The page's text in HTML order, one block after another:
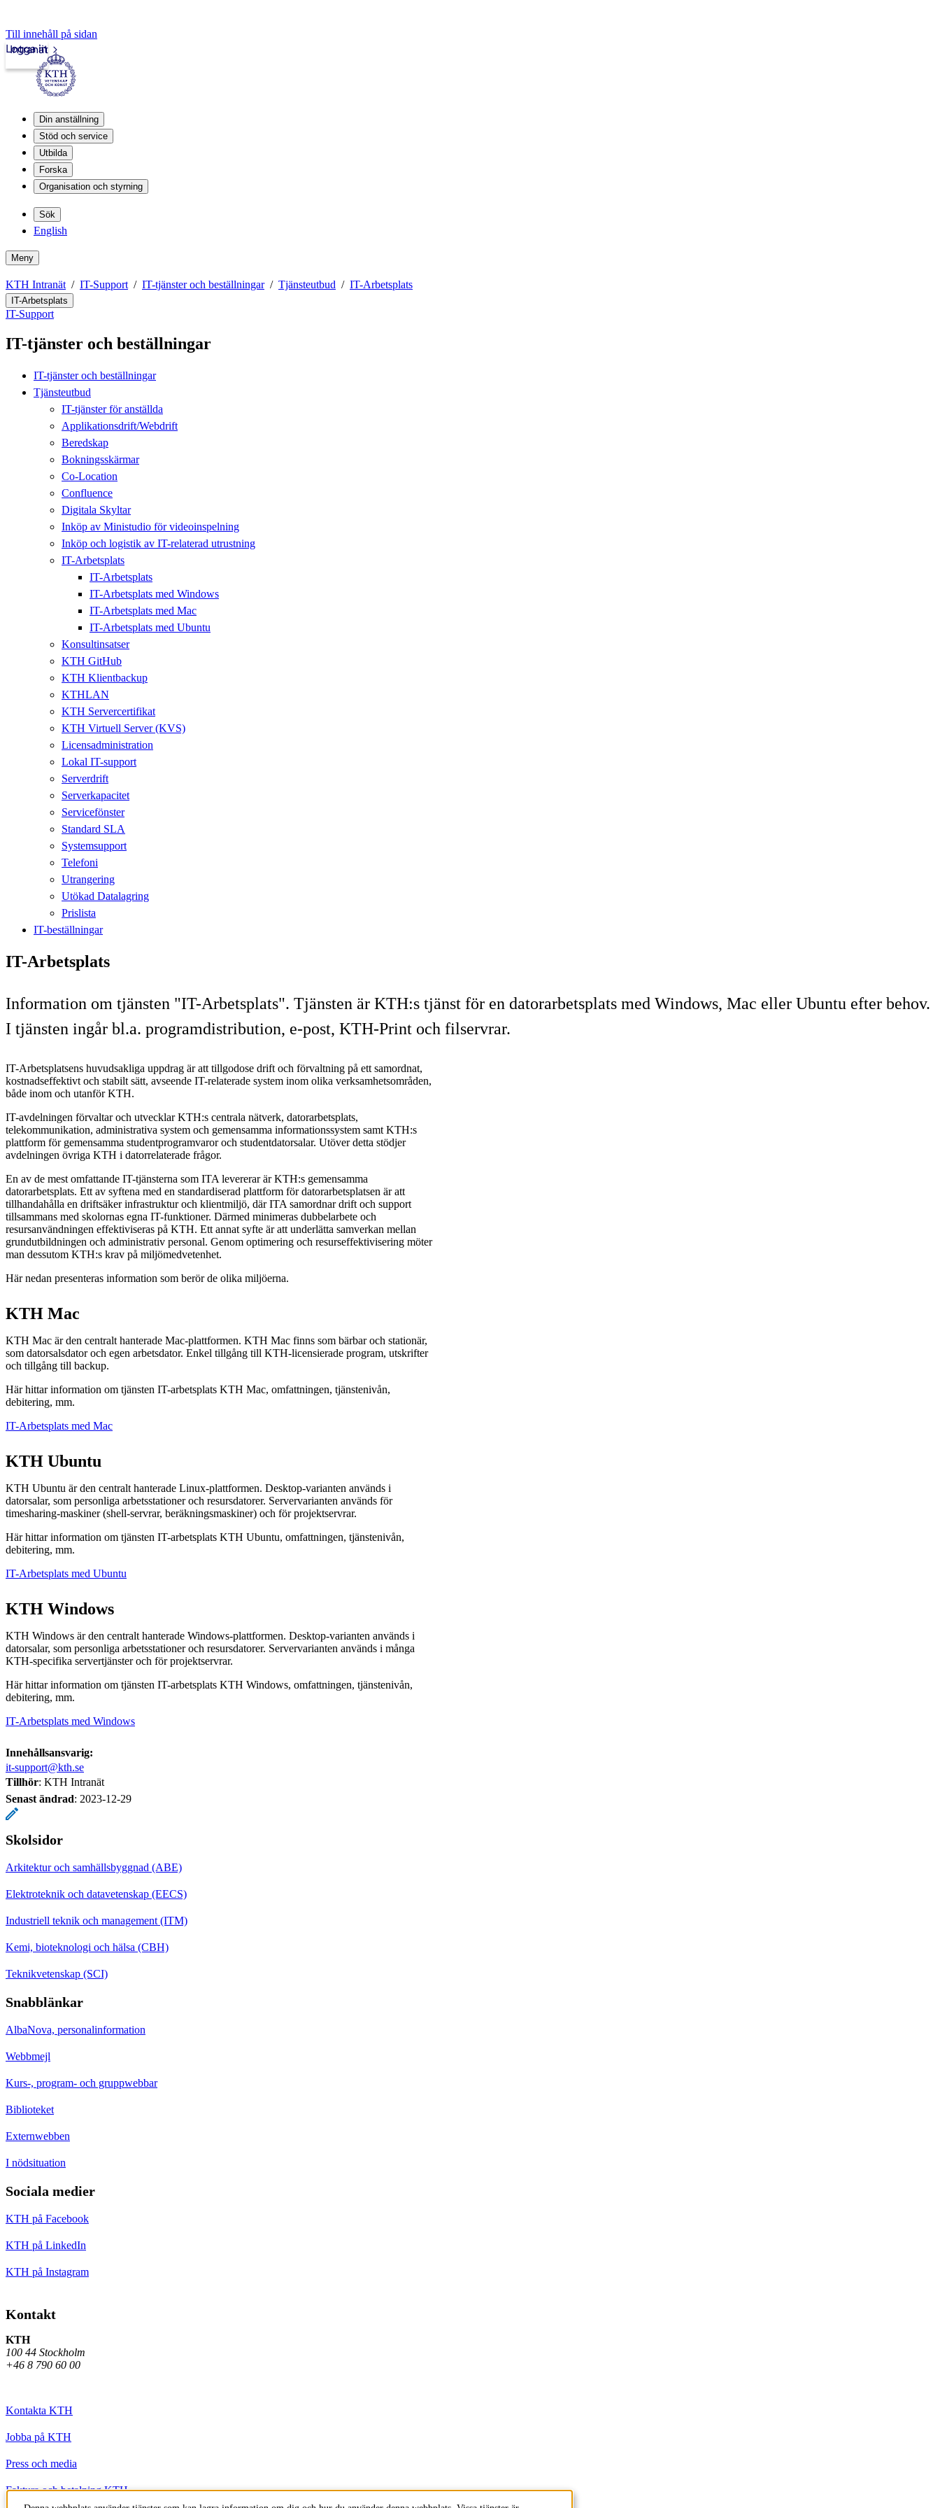
Till innehåll på sidan
Intranät
Logga in
Din anställning
Stöd och service
Utbilda
Forska
Organisation och styrning
Sök
English
Meny
KTH Intranät IT-Support IT-tjänster och beställningar Tjänsteutbud IT-Arbetsplats
IT-Arbetsplats
IT-Support
IT-tjänster och beställningar
IT-tjänster och beställningar
Tjänsteutbud
IT-tjänster för anställda
Applikationsdrift/Webdrift
Beredskap
Bokningsskärmar
Co-Location
Confluence
Digitala Skyltar
Inköp av Ministudio för videoinspelning
Inköp och logistik av IT-relaterad utrustning
IT-Arbetsplats
IT-Arbetsplats
IT-Arbetsplats med Windows
IT-Arbetsplats med Mac
IT-Arbetsplats med Ubuntu
Konsultinsatser
KTH GitHub
KTH Klientbackup
KTHLAN
KTH Servercertifikat
KTH Virtuell Server (KVS)
Licensadministration
Lokal IT-support
Serverdrift
Serverkapacitet
Servicefönster
Standard SLA
Systemsupport
Telefoni
Utrangering
Utökad Datalagring
Prislista
IT-beställningar
IT-Arbetsplats
Information om tjänsten "IT-Arbetsplats". Tjänsten är KTH:s tjänst för en datorarbetsplats med Windows, Mac eller Ubuntu efter behov.
I tjänsten ingår bl.a. programdistribution, e-post, KTH-Print och filservrar.
IT-Arbetsplatsens huvudsakliga uppdrag är att tillgodose drift och förvaltning på ett samordnat,
kostnadseffektivt och stabilt sätt, avseende IT-relaterade system inom olika verksamhetsområden,
både inom och utanför KTH.
IT-avdelningen förvaltar och utvecklar KTH:s centrala nätverk, datorarbetsplats,
telekommunikation, administrativa system och gemensamma informationssystem samt KTH:s
plattform för gemensamma studentprogramvaror och studentdatorsalar. Utöver detta stödjer
avdelningen övriga KTH i datorrelaterade frågor.
En av de mest omfattande IT-tjänsterna som ITA levererar är KTH:s gemensamma
datorarbetsplats. Ett av syftena med en standardiserad plattform för datorarbetsplatsen är att
tillhandahålla en driftsäker infrastruktur och klientmiljö, där ITA samordnar drift och support
tillsammans med skolornas egna IT-funktioner. Därmed minimeras dubbelarbete och
resursanvändningen effektiviseras på KTH. Ett annat syfte är att underlätta samverkan mellan
grundutbildningen och administrativ personal. Genom optimering och resurseffektivisering möter
man dessutom KTH:s krav på miljömedvetenhet.
Här nedan presenteras information som berör de olika miljöerna.
KTH Mac
KTH Mac är den centralt hanterade Mac-plattformen. KTH Mac finns som bärbar och stationär,
som datorsalsdator och egen arbetsdator. Enkel tillgång till KTH-licensierade program, utskrifter
och tillgång till backup.
Här hittar information om tjänsten IT-arbetsplats KTH Mac, omfattningen, tjänstenivån,
debitering, mm.
IT-Arbetsplats med Mac
KTH Ubuntu
KTH Ubuntu är den centralt hanterade Linux-plattformen. Desktop-varianten används i
datorsalar, som personliga arbetsstationer och resursdatorer. Servervarianten används för
timesharing-maskiner (shell-servrar, beräkningsmaskiner) och för projektservrar.
Här hittar information om tjänsten IT-arbetsplats KTH Ubuntu, omfattningen, tjänstenivån,
debitering, mm.
IT-Arbetsplats med Ubuntu
KTH Windows
KTH Windows är den centralt hanterade Windows-plattformen. Desktop-varianten används i
datorsalar, som personliga arbetsstationer och resursdatorer. Servervarianten används i många
KTH-specifika servertjänster och för projektservrar.
Här hittar information om tjänsten IT-arbetsplats KTH Windows, omfattningen, tjänstenivån,
debitering, mm.
IT-Arbetsplats med Windows
Innehållsansvarig:
it-support@kth.se
Tillhör: KTH Intranät
Senast ändrad: 2023-12-29
Skolsidor
Arkitektur och samhällsbyggnad (ABE)
Elektroteknik och datavetenskap (EECS)
Industriell teknik och management (ITM)
Kemi, bioteknologi och hälsa (CBH)
Teknikvetenskap (SCI)
Snabblänkar
AlbaNova, personalinformation
Webbmejl
Kurs-, program- och gruppwebbar
Biblioteket
Externwebben
I nödsituation
Sociala medier
KTH på Facebook
KTH på LinkedIn
KTH på Instagram
Kontakt
KTH
100 44 Stockholm
+46 8 790 60 00
Kontakta KTH
Jobba på KTH
Press och media
Faktura och betalning KTH